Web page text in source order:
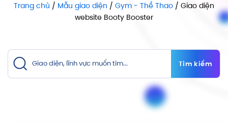
Trang chủ / Mẫu giao diện / Gym - Thể Thao / Giao diện
website Booty Booster
Tìm kiếm